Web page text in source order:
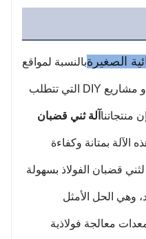
ويمكن التحكم في
يكون شكل
فولاذي موحدًا
الكهربائي طاقة
الفولاذ ذات
القوة.
المستمر على
التحميل العالية
الصغيرةبالنسبة لمواقع
البناء المدمجة أو ورش الإصلاح أو مشاريع DIY التي تتطلب
منتجاتنا آلة ثني قضبان
الآلة بمتانة وكفاءة
قضبان الفولاذ بسهولة
وهي الحل الأمثل
معالجة فولاذية